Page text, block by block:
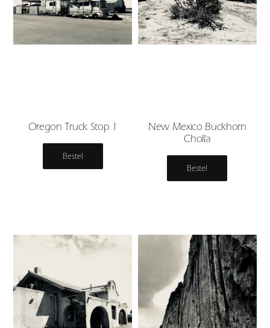
Oregon Truck Stop 1
Bestel
New Mexico Buckhorn
Cholla
Bestel